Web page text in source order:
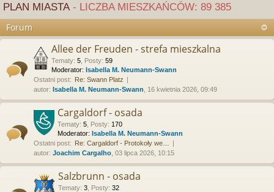
PLAN MIASTA - LICZBA MIESZKAŃCÓW: 89 385
Forum
Allee der Freuden - strefa mieszkalna
Tematy: 5 Posty: 59
Moderator: Isabella M. Neumann-Swann
Ostatni post: Re: Swann Platz
autor: Isabella M. Neumann-Swann , 16 kwietnia 2026, 09:49
Cargaldorf - osada
Tematy: 5 Posty: 170
Moderator: Isabella M. Neumann-Swann
Ostatni post: Re: Cargaldorf - Protokoły we…
autor: Joachim Cargalho , 03 lipca 2026, 10:15
Salzbrunn - osada
Tematy: 3 Posty: 32